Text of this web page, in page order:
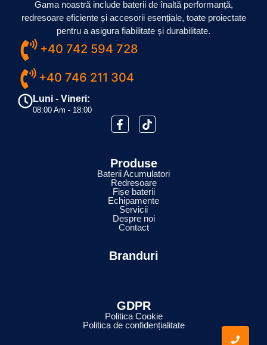
Gama noastră include baterii de înaltă performanță,
redresoare eficiente și accesorii esențiale, toate proiectate
pentru a asigura fiabilitate și durabilitate.
+40 742 594 728
+40 746 211 304
Luni - Vineri:
08:00 Am - 18:00
Produse
Baterii Acumulatori
Redresoare
Fișe baterii
Echipamente
Servicii
Despre noi
Contact
Branduri
GDPR
Politica Cookie
Politica de confidențialitate